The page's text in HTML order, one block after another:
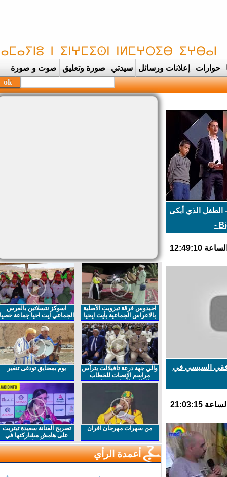
حوارات إعلانات ورسائل سيدتي صورة وتعليق صوت و صورة
الذي أبكى
السيسي في
احيدوس فرقة تيزويت الأصلية
بالاعراس الجماعية بأيت ايحيا
اسوكز نتسلاتين بالعرس
الجماعي ايت احيا جماعة حصيا
والي جهة درعة تافيلالت يترأس
مراسم الإنصات للخطاب
الملكي السامي بمناسبة
يوم بمضايق تودغى تنغير
من سهرات مهرجان افران
تصريح الفنانة سعيدة تيتريت
على هامش مشاركتها في
مهرجان افران
أعمدة الرأي